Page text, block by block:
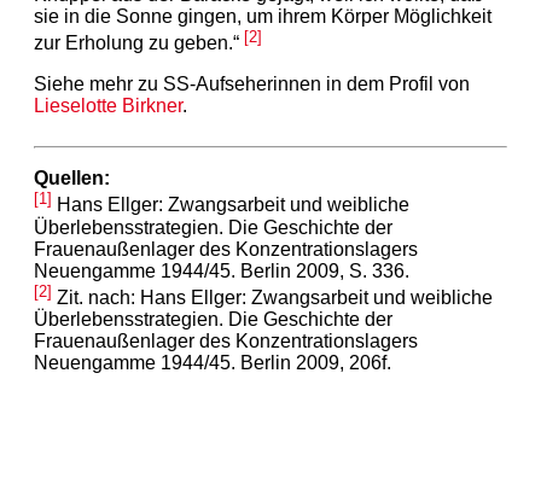
sie in die Sonne gingen, um ihrem Körper Möglichkeit
zur Erholung zu geben.“ [2]
Siehe mehr zu SS-Aufseherinnen in dem Profil von
Lieselotte Birkner.
Quellen:
[1] Hans Ellger: Zwangsarbeit und weibliche
Überlebensstrategien. Die Geschichte der
Frauenaußenlager des Konzentrationslagers
Neuengamme 1944/45. Berlin 2009, S. 336.
[2] Zit. nach: Hans Ellger: Zwangsarbeit und weibliche
Überlebensstrategien. Die Geschichte der
Frauenaußenlager des Konzentrationslagers
Neuengamme 1944/45. Berlin 2009, 206f.